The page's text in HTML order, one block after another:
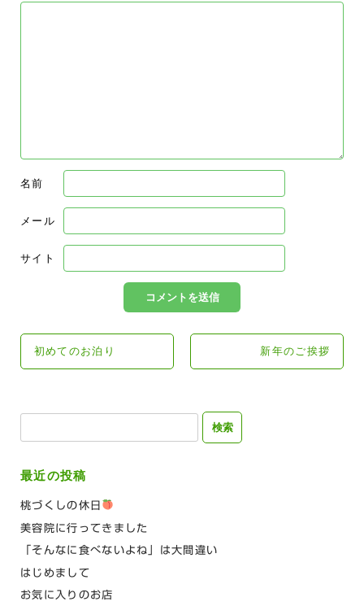
名前
メール
サイト
初めてのお泊り 新年のご挨拶
検
最近の投稿
桃づくしの休日
美容院に行ってきました
「そんなに食べないよね」は大間違い
はじめまして
お気に入りのお店